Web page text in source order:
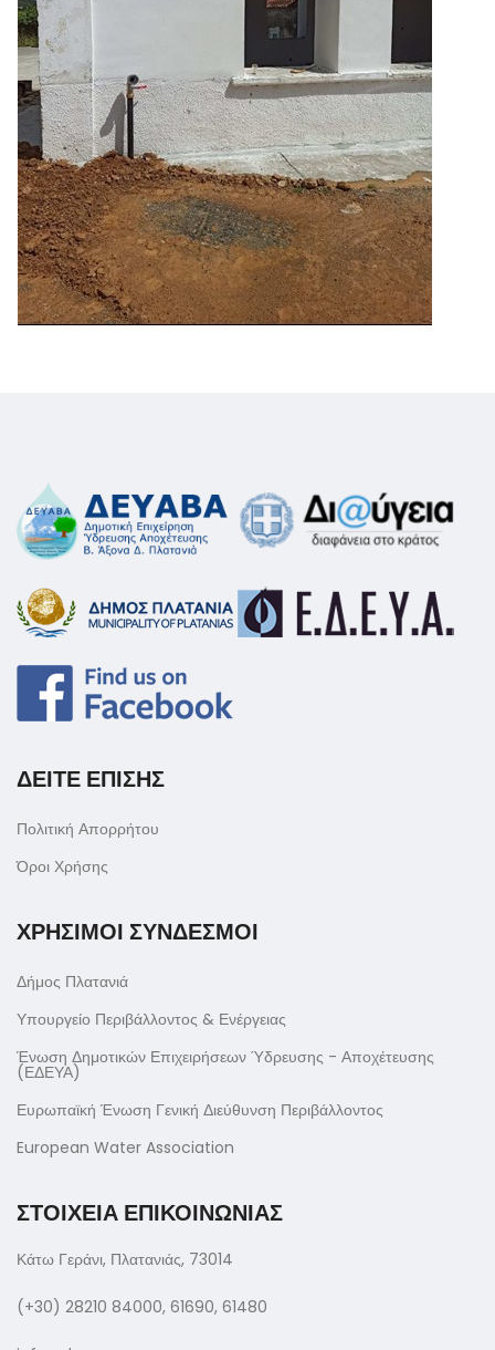
ΔΕΙΤΕ ΕΠΙΣΗΣ
Πολιτική Απορρήτου
Όροι Χρήσης
ΧΡΗΣΙΜΟΙ ΣΥΝΔΕΣΜΟΙ
Δήμος Πλατανιά
Υπουργείο Περιβάλλοντος & Ενέργειας
Ένωση Δημοτικών Επιχειρήσεων Ύδρευσης - Αποχέτευσης
(ΕΔΕΥΑ)
Ευρωπαϊκή Ένωση Γενική Διεύθυνση Περιβάλλοντος
European Water Association
ΣΤΟΙΧΕΙΑ ΕΠΙΚΟΙΝΩΝΙΑΣ
Κάτω Γεράνι, Πλατανιάς, 73014
(+30) 28210 84000, 61690, 61480